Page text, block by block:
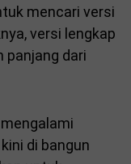
mencari versi
versi lengkap
panjang dari
di bangun